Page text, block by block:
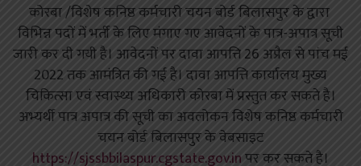
कोरबा /विशेष कनिष्ठ कर्मचारी चयन बोर्ड बिलासपुर के द्वारा
विभिन्न पदों में भर्ती के लिए मंगाए गए आवेदनों के पात्र-अपात्र सूची
जारी कर दी गयी है। आवेदनों पर दावा आपत्ति 26 अप्रैल से पांच मई
2022 तक आमंत्रित की गई है। दावा आपत्ति कार्यालय मुख्य
चिकित्सा एवं स्वास्थ्य अधिकारी कोरबा में प्रस्तुत कर सकते है।
अभ्यर्थी पात्र अपात्र की सूची का अवलोकन विशेष कनिष्ठ कर्मचारी
चयन बोर्ड बिलासपुर के वेबसाइट
https://sjssbbilaspur.cgstate.gov.inपर कर सकते है।